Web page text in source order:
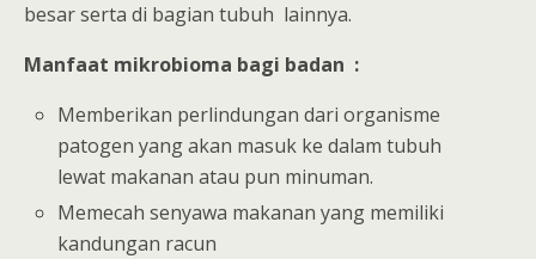
besar serta di bagian tubuh lainnya.
Manfaat mikrobioma bagi badan :
Memberikan perlindungan dari organisme
patogen yang akan masuk ke dalam tubuh
lewat makanan atau pun minuman.
Memecah senyawa makanan yang memiliki
kandungan racun